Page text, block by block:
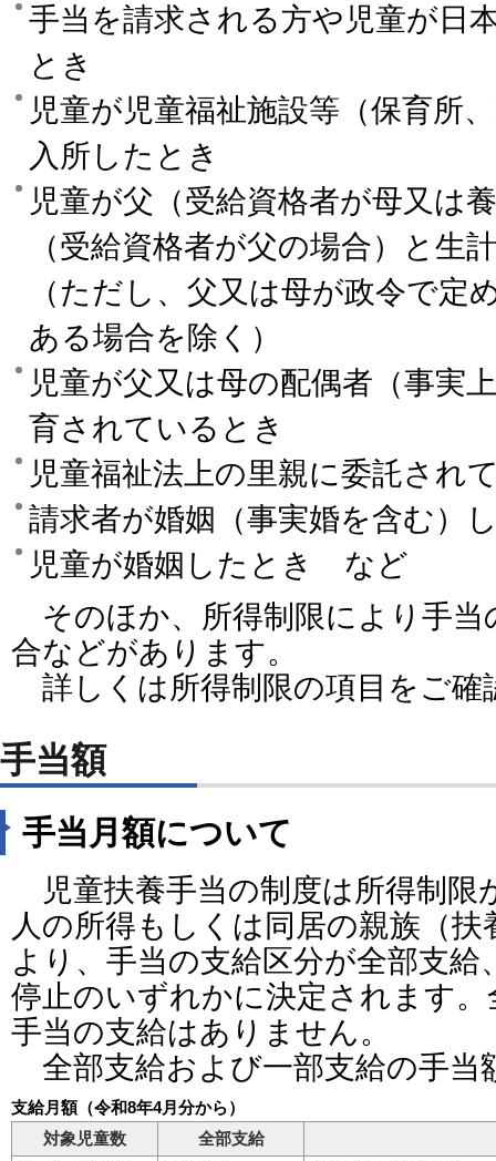
手当を請求される方や児童が日
とき
児童が児童福祉施設等（保育所
入所したとき
児童が父（受給資格者が母又は
（受給資格者が父の場合）と生
（ただし、父又は母が政令で定
ある場合を除く）
児童が父又は母の配偶者（事実
育されているとき
児童福祉法上の里親に委託され
請求者が婚姻（事実婚を含む）
児童が婚姻したとき など
そのほか、所得制限により手当
合などがあります。
詳しくは所得制限の項目をご確
手当額
手当月額について
児童扶養手当の制度は所得制限
人の所得もしくは同居の親族（
より、手当の支給区分が全部支給
停止のいずれかに決定されます
手当の支給はありません。
全部支給および一部支給の手当
支給月額（令和8年4月分から）
対象児童数
全部支給